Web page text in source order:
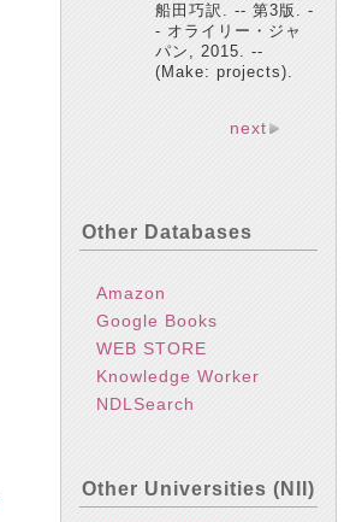
船田巧訳. -- 第3版. -
- オライリー・ジャ
パン, 2015. --
(Make: projects).
next
Other Databases
Amazon
Google Books
WEB STORE
Knowledge Worker
NDLSearch
Other Universities (NII)